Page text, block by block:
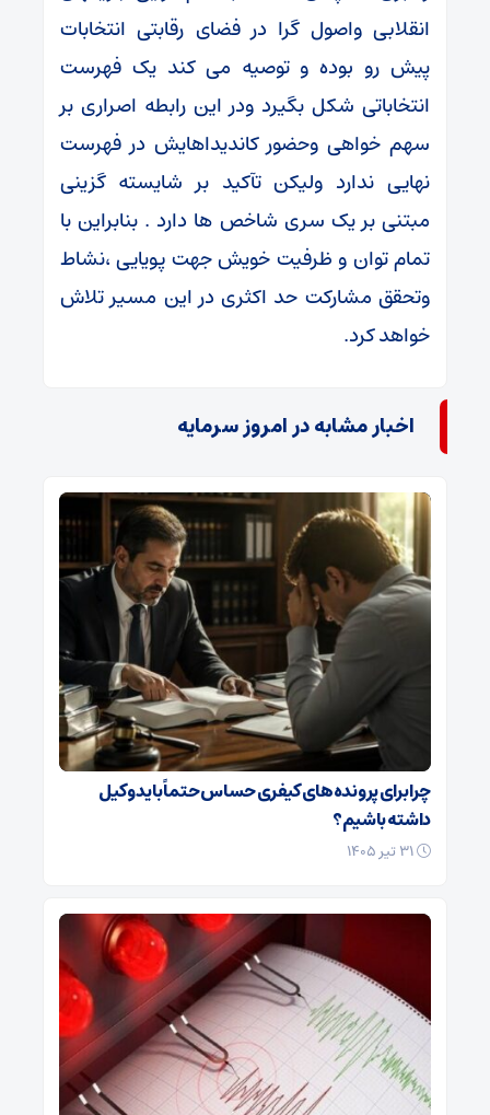
انقلابی واصول گرا در فضای رقابتی انتخابات
پیش رو بوده و توصیه می کند یک فهرست
انتخاباتی شکل بگیرد ودر این رابطه اصراری بر
سهم خواهی وحضور کاندیداهایش در فهرست
نهایی ندارد ولیکن تآکید بر شایسته گزینی
مبتنی بر یک سری شاخص ها دارد . بنابراین با
تمام توان و ظرفیت خویش جهت پویایی ،نشاط
وتحقق مشارکت حد اکثری در این مسیر تلاش
خواهد کرد.
اخبار مشابه در امروز سرمایه
چرا برای پرونده‌های کیفری حساس حتماً باید وکیل
داشته باشیم؟